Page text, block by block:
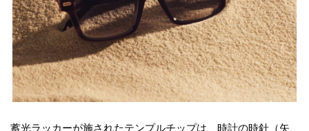
蓄光ラッカーが施されたテンプルチップは、時計の時針（矢